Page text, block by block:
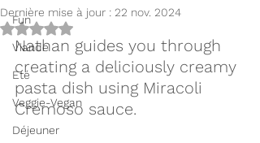
Fun
Viande
Eté
Veggie-Vegan
Déjeuner
Dernière mise à jour : 22 nov. 2024
Noté NaN étoiles sur 5.
Nathan guides you through
creating a deliciously creamy
pasta dish using Miracoli
Cremoso sauce.